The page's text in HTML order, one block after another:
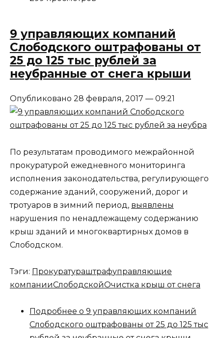
9 управляющих компаний
Слободского оштрафованы от
25 до 125 тыс рублей за
неубранные от снега крыши
Опубликовано 28 февраля, 2017 — 09:21
По результатам проводимого межрайонной
прокуратурой ежедневного мониторинга
исполнения законодательства, регулирующего
содержание зданий, сооружений, дорог и
тротуаров в зимний период, выявлены
нарушения по ненадлежащему содержанию
крыш зданий и многоквартирных домов в
Слободском.
Тэги: Прокуратураштрафуправляющие
компанииСлободскойОчистка крыш от снега
Подробнее о 9 управляющих компаний
Слободского оштрафованы от 25 до 125 тыс